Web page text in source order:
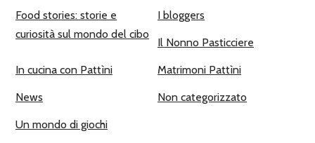
Food stories: storie e
curiosità sul mondo del cibo
I bloggers
Il Nonno Pasticciere
In cucina con Pattìni Matrimoni Pattìni
News Non categorizzato
Un mondo di giochi